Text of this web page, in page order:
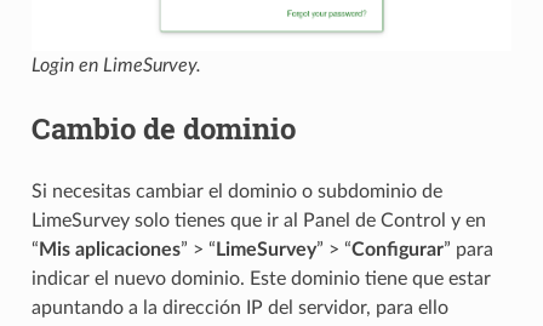
Login en LimeSurvey.
Cambio de dominio
Si necesitas cambiar el dominio o subdominio de
LimeSurvey solo tienes que ir al Panel de Control y en
“ Mis aplicaciones” > “ LimeSurvey” > “Configurar” para
indicar el nuevo dominio. Este dominio tiene que estar
apuntando a la dirección IP del servidor, para ello